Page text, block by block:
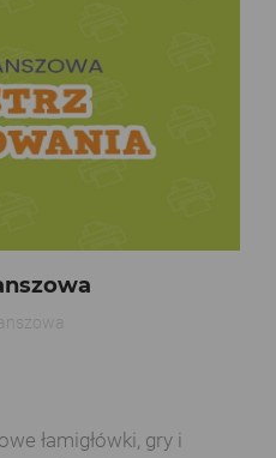
łamigłówki, gry i